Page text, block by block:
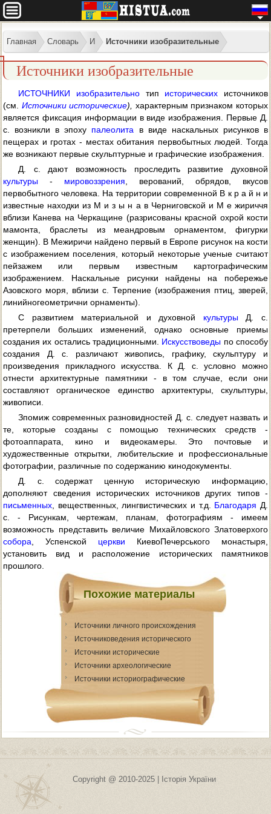
Главная Словарь И Источники изобразительные
Источники изобразительные
ИСТОЧНИКИ изобразительнотип исторических источников
(см. Источники исторические),
характерным признаком которых
является фиксация информации в виде изображения. Первые Д.
с. возникли в эпоху палеолита в виде наскальных рисунков в
пещерах и гротах - местах обитания первобытных людей. Тогда
же возникают первые скульптурные и графические изображения.
Д. с. дают возможность проследить развитие духовной
культуры - мировоззрения , верований, обрядов, вкусов
первобытного человека. На территории современной В к р а й н и
известные находки из М и з ы н а в Черниговской и М е жириччя
вблизи Канева на Черкащине (разрисованы красной охрой кости
мамонта, браслеты из меандровым орнаментом, фигурки
женщин). В Межиричи найдено первый в Европе рисунок на кости
с изображением поселения, который некоторые ученые считают
пейзажем или первым известным картографическим
изображением. Наскальные рисунки найдены на побережье
Азовского моря, вблизи с. Терпение (изображения птиц, зверей,
линийногеометрични орнаменты).
С развитием материальной и духовной культурыД. с.
претерпели больших изменений, однако основные приемы
создания их остались традиционными. Искусствоведы по способу
создания Д. с. различают живопись, графику, скульптуру и
произведения прикладного искусства. К Д. с. условно можно
отнести архитектурные памятники - в том случае, если они
составляют органическое единство архитектуры, скульптуры,
живописи.
Зпомиж современных разновидностей Д. с. следует назвать и
те, которые созданы с помощью технических средств -
фотоаппарата, кино и видеокамеры. Это почтовые и
художественные открытки, любительские и профессиональные
фотографии, различные по содержанию кинодокументы.
Д. с. содержат ценную историческую информацию,
дополняют сведения исторических источников других типов -
письменных , вещественных, лингвистических и т.д. Благодаря Д.
с. - Рисункам, чертежам, планам, фотографиям - имеем
возможность представить величие Михайловского Златоверхого
собора , Успенской церкви КиевоПечерського монастыря,
установить вид и расположение исторических памятников
прошлого.
Похожие материалы
Источники личного происхождения
Источниковедения исторического
Источники исторические
Источники археологические
Источники историографические
Copyright @ 2010-2025 | Історія України